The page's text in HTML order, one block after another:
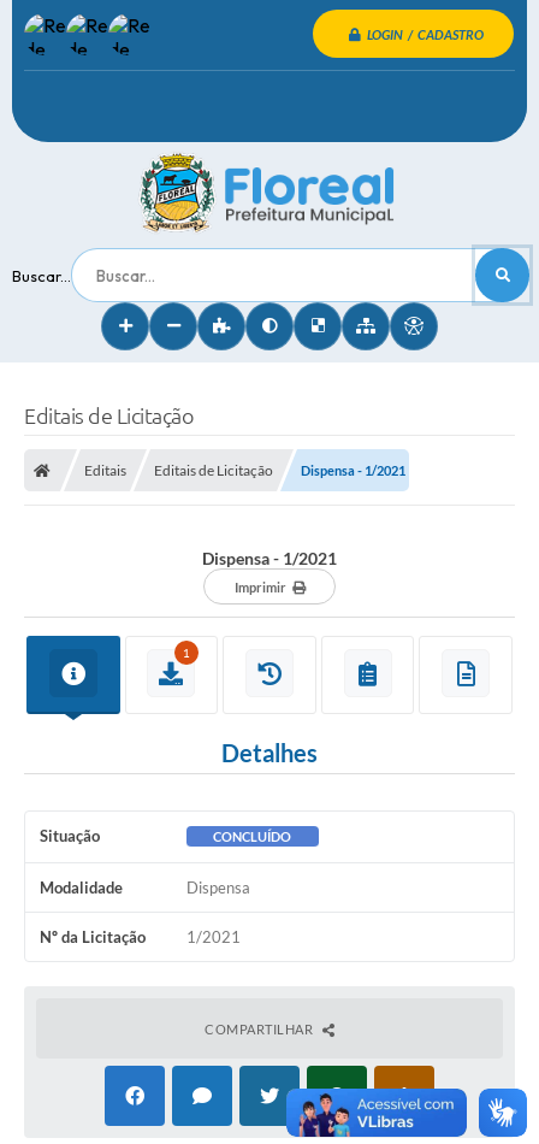
LOGIN / CADASTRO
Buscar...
Editais de Licitação
Editais Editais de Licitação Dispensa - 1/2021
Dispensa - 1/2021
Imprimir
1
Detalhes
Situação CONCLUÍDO
Modalidade Dispensa
Nº da Licitação 1/2021
COMPARTILHAR